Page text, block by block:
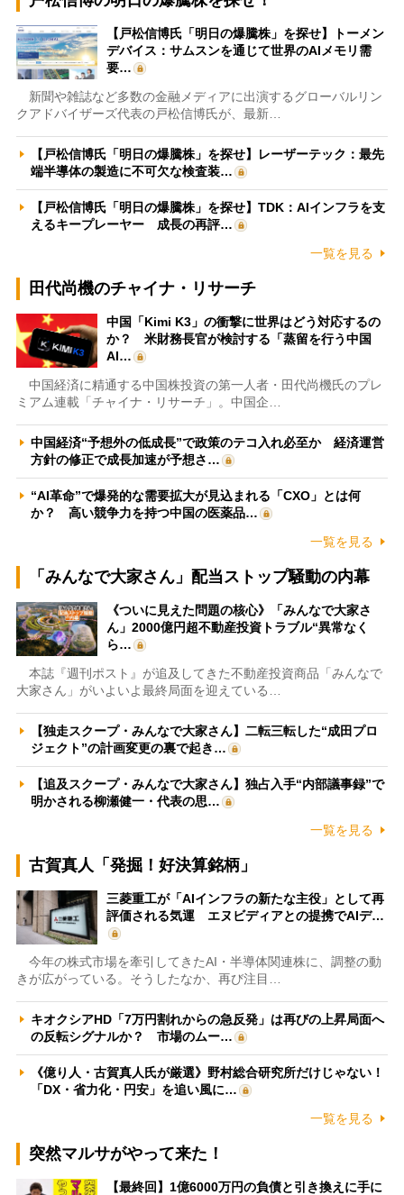
【戸松信博氏「明日の爆騰株」を探せ】トーメン
デバイス：サムスンを通じて世界のAIメモリ需
要…
新聞や雑誌など多数の金融メディアに出演するグローバルリン
クアドバイザーズ代表の戸松信博氏が、最新…
【戸松信博氏「明日の爆騰株」を探せ】レーザーテック：最先
端半導体の製造に不可欠な検査装…
【戸松信博氏「明日の爆騰株」を探せ】TDK：AIインフラを支
えるキープレーヤー 成長の再評…
一覧を見る
田代尚機のチャイナ・リサーチ
中国「Kimi K3」の衝撃に世界はどう対応するの
か？ 米財務長官が検討する「蒸留を行う中国
AI…
中国経済に精通する中国株投資の第一人者・田代尚機氏のプレ
ミアム連載「チャイナ・リサーチ」。中国企…
中国経済“予想外の低成長”で政策のテコ入れ必至か 経済運営
方針の修正で成長加速が予想さ…
“AI革命”で爆発的な需要拡大が見込まれる「CXO」とは何
か？ 高い競争力を持つ中国の医薬品…
一覧を見る
「みんなで大家さん」配当ストップ騒動の内幕
《ついに見えた問題の核心》「みんなで大家さ
ん」2000億円超不動産投資トラブル“異常なく
ら…
本誌『週刊ポスト』が追及してきた不動産投資商品「みんなで
大家さん」がいよいよ最終局面を迎えている…
【独走スクープ・みんなで大家さん】二転三転した“成田プロ
ジェクト”の計画変更の裏で起き…
【追及スクープ・みんなで大家さん】独占入手“内部議事録”で
明かされる柳瀬健一・代表の思…
一覧を見る
古賀真人「発掘！好決算銘柄」
三菱重工が「AIインフラの新たな主役」として再
評価される気運 エヌビディアとの提携でAIデ…
今年の株式市場を牽引してきたAI・半導体関連株に、調整の動
きが広がっている。そうしたなか、再び注目…
キオクシアHD「7万円割れからの急反発」は再びの上昇局面へ
の反転シグナルか？ 市場のムー…
《億り人・古賀真人氏が厳選》野村総合研究所だけじゃない！
「DX・省力化・円安」を追い風に…
一覧を見る
突然マルサがやって来た！
【最終回】1億6000万円の負債と引き換えに手に